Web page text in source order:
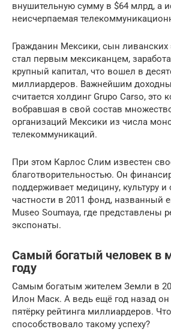
внушительную сумму в $64 млрд, а
неисчерпаемая
Гражданин Мексики, сын
стал первым мексиканцем,
крупный капитал, что вошел в
миллиардеров. Важнейшим
считается холдинг Grupo Carso, это
вобравшая в свой состав
организаций Мексики из числа
телекоммуникаций.
При этом Карлос Слим известен
благотворительностью. Он
поддерживает медицину, культуру и
частности в 2011 фонд, названный
Museo Soumaya, где представлены
экспонаты.
Самый богатый человек в
году
Самым богатым жителем Земли в
Илон Маск. А ведь ещё год назад
пятёрку рейтинга миллиардеров.
способствовало такому успеху?